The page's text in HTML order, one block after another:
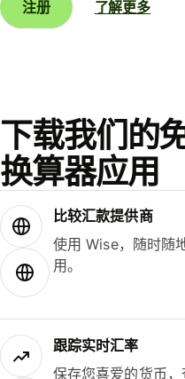
注册 了解更多
下载我们的
换算器应用
比较汇款提供商
使用 Wise，随时随
用。
跟踪实时汇率
保存您喜爱的货币，